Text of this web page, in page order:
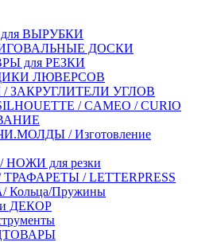
ВЫРУБКИ
ДОСКИ
для РЕЗКИ
ЛЮВЕРСОВ
ЗАКРУГЛИТЕЛИ УГЛОВ
/ CAMEO / CURIO
/ Изготовление
для резки
/ LETTERPRESS
Пружины
ДЕКОР